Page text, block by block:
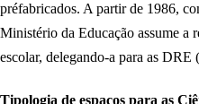
préfabricados. A partir de 1986,
Ministério da Educação assume a
escolar, delegando-a para as
Tipologia de espaços para as